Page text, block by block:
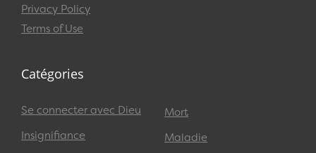
Privacy Policy
Terms of Use
Catégories
Se connecter avec Dieu
Insignifiance
Mort
Maladie